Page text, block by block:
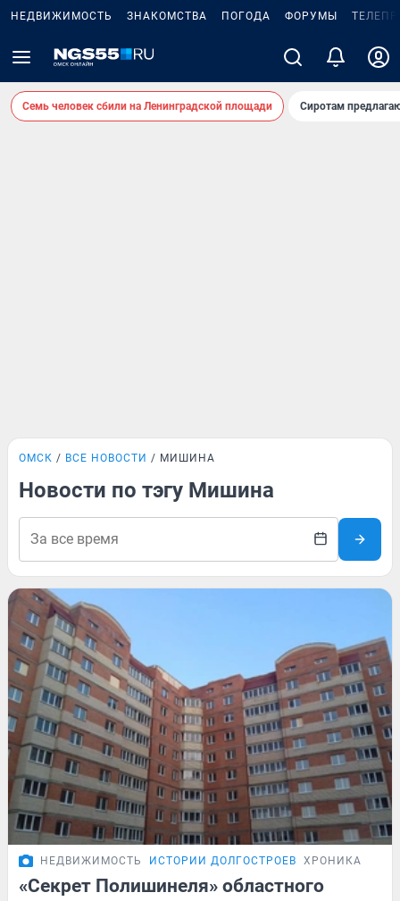
НЕДВИЖИМОСТЬ ЗНАКОМСТВА ПОГОДА ФОРУМЫ
Семь человек сбили на Ленинградской площади Сиротам
ОМСК ВСЕ НОВОСТИ МИШИНА
Новости по тэгу Мишина
НЕДВИЖИМОСТЬ ИСТОРИИ ДОЛГОСТРОЕВ ХРОНИКА
«Секрет Полишинеля» областного